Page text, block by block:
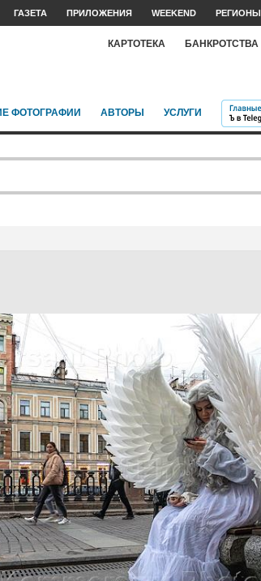
ГАЗЕТА ПРИЛОЖЕНИЯ WEEKEND РЕГИОНЫ
КАРТОТЕКА БАНКРОТСТВА
ФОТОГРАФИИ АВТОРЫ УСЛУГИ